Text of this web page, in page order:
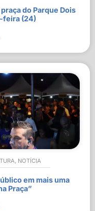
do Parque Dois
feira (24)
, NOTÍCIA
em mais uma
Praça”